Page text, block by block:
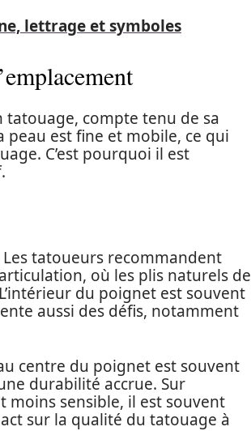
lettrage et symboles
compte tenu de sa
est fine et mobile, ce qui
C’est pourquoi il est
tatoueurs recommandent
où les plis naturels de
du poignet est souvent
aussi des défis, notamment
centre du poignet est souvent
durabilité accrue. Sur
moins sensible, il est souvent
sur la qualité du tatouage à